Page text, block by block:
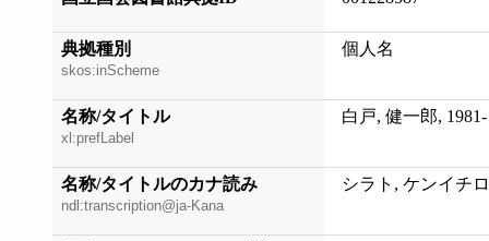
典拠種別
skos:inScheme
個人名
名称/タイトル
xl:prefLabel
白戸, 健一郎, 1981-
名称/タイトルのカナ読み
ndl:transcription@ja-Kana
シラト, ケンイチ